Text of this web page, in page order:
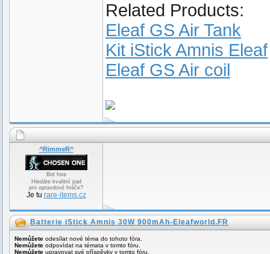
Related Products:
Eleaf GS Air Tank
Kit iStick Amnis Eleaf
Eleaf GS Air coil
^RimmeR^
Bot fora
Hledáte kvalitní pad
pro opravdové hráče?
Je tu rare-items.cz
Batterie iStick Amnis 30W 900mAh-Eleafworld.FR
Nemůžete odesílat nové téma do tohoto fóra.
Nemůžete odpovídat na témata v tomto fóru.
Nemůžete upravovat své příspěvky v tomto fóru.